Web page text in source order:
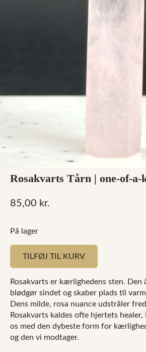
Rosakvarts Tårn | one-of-a-
85,00 kr.
På lager
TILFØJ TIL KURV
Rosakvarts er kærlighedens sten. Den
blødgør sindet og skaber plads til
Dens milde, rosa nuance udstråler
Rosakvarts kaldes ofte hjertets
os med den dybeste form for
og den vi modtager.